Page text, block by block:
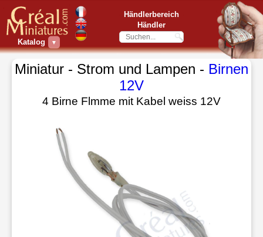
Katalog ▼
Händlerbereich
Händler
Miniatur - Strom und Lampen - Birnen
12V
4 Birne Flmme mit Kabel weiss 12V